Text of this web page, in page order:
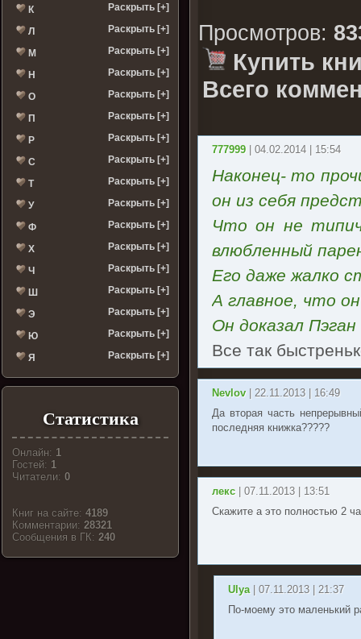
К Раскрыть [+]
Л Раскрыть [+]
М Раскрыть [+]
Н Раскрыть [+]
О Раскрыть [+]
П Раскрыть [+]
Р Раскрыть [+]
С Раскрыть [+]
Т Раскрыть [+]
У Раскрыть [+]
Ф Раскрыть [+]
Х Раскрыть [+]
Ч Раскрыть [+]
Ш Раскрыть [+]
Э Раскрыть [+]
Ю Раскрыть [+]
Я Раскрыть [+]
Статистика
Онлайн: 1
Гостей: 1
Читатели:0
Книг на сайте:4189
Комментарии:28321
Cообщения в ГК:240
Просмотров:
Купить
Всего
777999 | 04.02.2014 | 15:54
Наконец- то
он из себя
Что он не
влюбленный
Его даже жалко
А главное, что
Он доказал
Все так
Nevlov | 22.11.2013 | 16:49
Да вторая часть
последняя книжка?????
лекс | 07.11.2013 | 13:51
Скажите а это полностью 2
Ulya | 07.11.2013 | 21:37
По-моему это маленький